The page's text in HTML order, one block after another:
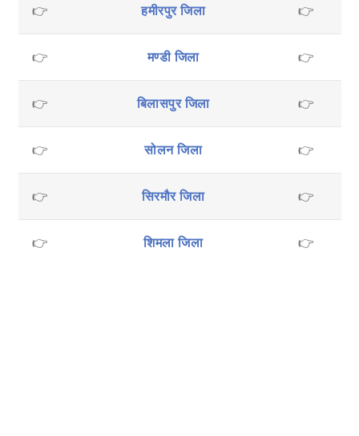
👉 हमीरपुर जिला 👉
👉 मण्डी जिला 👉
👉 बिलासपुर जिला 👉
👉 सोलन जिला 👉
👉 सिरमौर जिला 👉
👉 शिमला जिला 👉